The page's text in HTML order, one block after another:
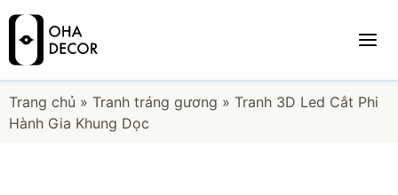
Trang chủ » Tranh tráng gương » Tranh 3D Led Cắt Phi
Hành Gia Khung Dọc